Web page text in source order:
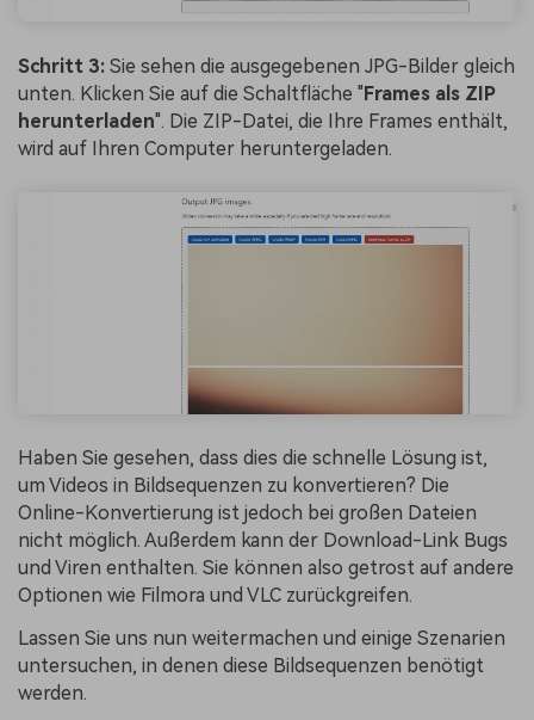
Schritt 3: Sie sehen die ausgegebenen JPG-Bilder gleich
unten. Klicken Sie auf die Schaltfläche "Frames als ZIP
herunterladen". Die ZIP-Datei, die Ihre Frames enthält,
wird auf Ihren Computer heruntergeladen.
Haben Sie gesehen, dass dies die schnelle Lösung ist,
um Videos in Bildsequenzen zu konvertieren? Die
Online-Konvertierung ist jedoch bei großen Dateien
nicht möglich. Außerdem kann der Download-Link Bugs
und Viren enthalten. Sie können also getrost auf andere
Optionen wie Filmora und VLC zurückgreifen.
Lassen Sie uns nun weitermachen und einige Szenarien
untersuchen, in denen diese Bildsequenzen benötigt
werden.